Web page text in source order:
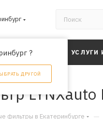
?
ДРУГОЙ
УСЛУГИ
LYNXauto
фильтры в Екатеринбурге —